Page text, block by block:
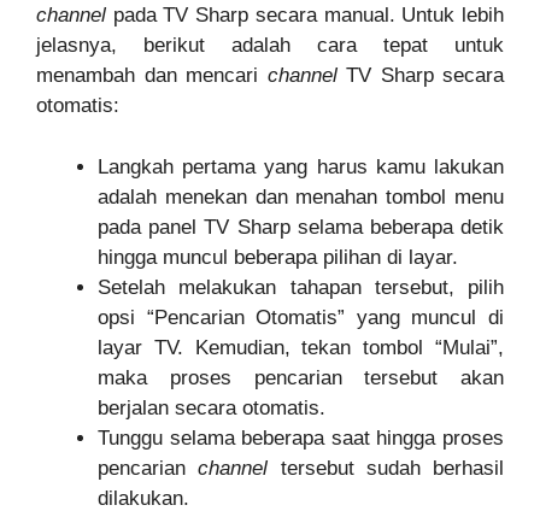
channel pada TV Sharp secara manual. Untuk lebih
jelasnya, berikut adalah cara tepat untuk
menambah dan mencari channel TV Sharp secara
otomatis:
Langkah pertama yang harus kamu lakukan
adalah menekan dan menahan tombol menu
pada panel TV Sharp selama beberapa detik
hingga muncul beberapa pilihan di layar.
Setelah melakukan tahapan tersebut, pilih
opsi “Pencarian Otomatis” yang muncul di
layar TV. Kemudian, tekan tombol “Mulai”,
maka proses pencarian tersebut akan
berjalan secara otomatis.
Tunggu selama beberapa saat hingga proses
pencarianchannel tersebut sudah berhasil
dilakukan.